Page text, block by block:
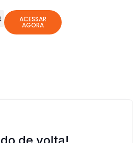
ACESSAR
AGORA
de volta!